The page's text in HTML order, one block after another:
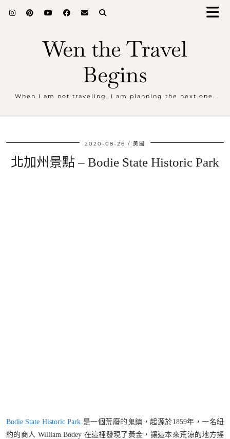
Wen the Travel
Begins
When I am not traveling, I am planning the next one.
2020-08-26 美國
北加州景點 – Bodie State Historic Park
Bodie State Historic Park 是一個荒廢的鬼鎮，起源於1859年，一名紐
約的商人 William Bodey 在這裡發現了黃金，讓這本來荒涼的地方搖